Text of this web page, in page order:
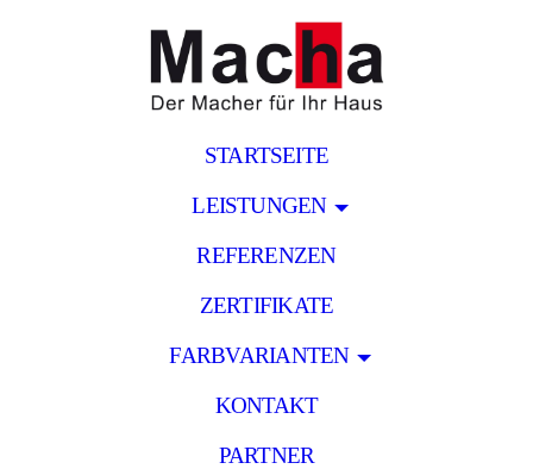
STARTSEITE
LEISTUNGEN
REFERENZEN
ZERTIFIKATE
FARBVARIANTEN
KONTAKT
PARTNER